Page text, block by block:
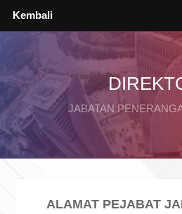
Kembali
JABATAN
ALAMAT PEJABAT